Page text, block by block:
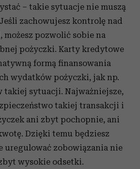
– takie sytuacje nie muszą
zachowujesz kontrolę nad
możesz pozwolić sobie na
pożyczki. Karty kredytowe
formą finansowania
wydatków pożyczki, jak np.
takiej sytuacji. Najważniejsze,
takiej transakcji i
ani zbyt pochopnie, ani
Dzięki temu będziesz
uregulować zobowiązania nie
wysokie odsetki.